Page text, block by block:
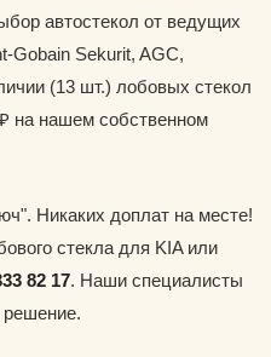
автостекол от ведущих
Gobain Sekurit, AGC,
(13 шт.) лобовых стекол
на нашем собственном
Никаких доплат на месте!
стекла для KIA или
82 17. Наши специалисты
решение.